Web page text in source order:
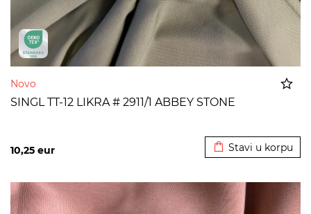
Novo
SINGL TT-12 LIKRA # 2911/1 ABBEY STONE
10,25 eur Stavi u korpu